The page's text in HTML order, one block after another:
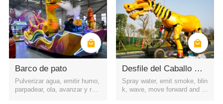
Barco de pato
Pulverizar agua, emitir humo,
parpadear, ola, avanzar y retr
Desfile del Caballo Dragón
Spray water, emit smoke, blin
k, wave, move forward and b